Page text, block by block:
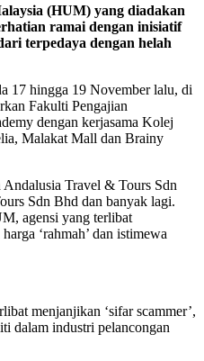
(HUM) yang diadakan
ramai dengan inisiatif
terpedaya dengan helah
17 hingga 19 November lalu, di
Fakulti Pengajian
dengan kerjasama Kolej
Malakat Mall dan Brainy
Andalusia Travel & Tours Sdn
Sdn Bhd dan banyak lagi.
agensi yang terlibat
‘rahmah’ dan istimewa
menjanjikan ‘sifar scammer’,
dalam industri pelancongan